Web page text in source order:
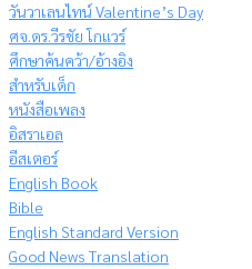
วันวาเลนไทน์ Valentine’s Day
ศจ.ดร.วีรชัย โกแวร์
ศึกษาค้นคว้า/อ้างอิง
สำหรับเด็ก
หนังสือเพลง
อิสราเอล
อีสเตอร์
English Book
Bible
English Standard Version
Good News Translation